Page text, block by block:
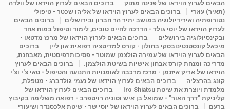
פנינה מתוק - מרכז "נתיב הלב" בהרצליה-
מדיטציה-התחדשות
Shahar-vod
הבאים לערוץ הוידאו של פנינה מתוק
ברוכים הבאים לערוץ הוידאו של וולדה
(תאיר) עוזרי
ברוכים הבאים לערוץ הוידאו של אליהו שכטר - טיפולי
נטורופתיה ואירידיולוגיה במושב יתיר הר חברון ובירושלים
ברוכים הבאים
לערוץ הוידאו של יוסי גולד - הדרכה לחיים טובים, לימוד וטיפול במוח אחד
ובקינסיולוגיה בירושלים
ברוכים הבאים לערוץ הוידאו של מרכז מדטאו -
מיכאל קונסטנטינובסקי בחולון - קורס למדיטציה רפואית און ליין
ברוכים
הבאים לערוץ הוידאו של עמירה הולצמן שמוטר - פסיכותרפיסטית, מאבחנת,
מדריכה ומנחת קורס אבחון אישיות בשיטת הולצמן.
ברוכים הבאים לערוץ
הוידאו של אריק איזנמן - מרכז מרכבה לאומנויות התנועה והטיפול - טאי צ'י וצ'י
קונג בהרצליה
ברוכים הבאים לערוץ הוידאו של נעמי גולדברג - מטפלת,
מלמדת ויוצרת את שיטת Iro Shiatsu
ברוכים הבאים לערוץ הוידאו של
קליניקת "דרך האור" - שמואל בן איש וסוניה רויטפרב - רפואה משלימה בקיבוץ
ברעם
ברוכים הבאים לערוץ הוידאו של יוסי שר - שיטת אלכסנדר ושיעורי